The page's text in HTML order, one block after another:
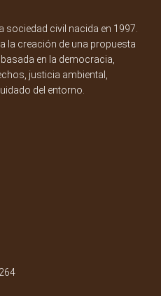
civil nacida en 1997.
la creación de una propuesta
en la democracia,
justicia ambiental,
del entorno.